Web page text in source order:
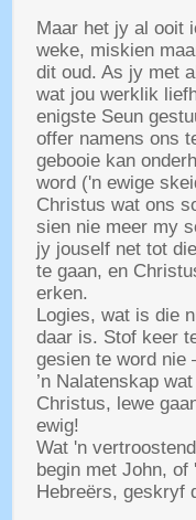
Maar het jy al ooit
weke, miskien
dit oud. As jy met
wat jou werklik
enigste Seun
offer namens ons
gebooie kan
word ('n ewige
Christus wat ons
sien nie meer my
jy jouself net tot
te gaan, en
erken.
Logies, wat is die
daar is. Stof keer
gesien te word nie
’n Nalatenskap
Christus, lewe
ewig!
Wat 'n
begin met John, of
Hebreërs, geskryf